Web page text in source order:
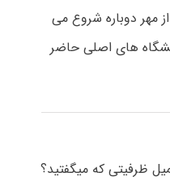
مهر دوباره شروع می
های اصلی حاضر
ظرفیتی که میگفتید؟